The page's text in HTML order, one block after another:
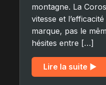
montagne. La
vitesse et
marque, pas le
hésites entre […]
Lire la suite ▶︎